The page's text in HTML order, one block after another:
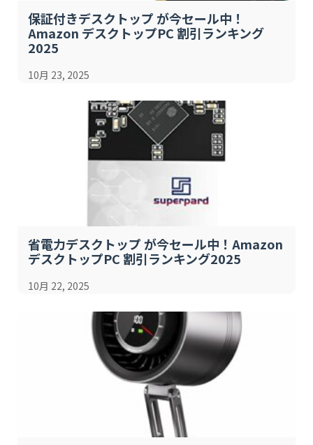
保証付きデスクトップ が今セール中！
Amazon デスクトップPC 割引ランキング
2025
10月 23, 2025
省電力デスクトップ が今セール中！Amazon
デスクトップPC 割引ランキング2025
10月 22, 2025